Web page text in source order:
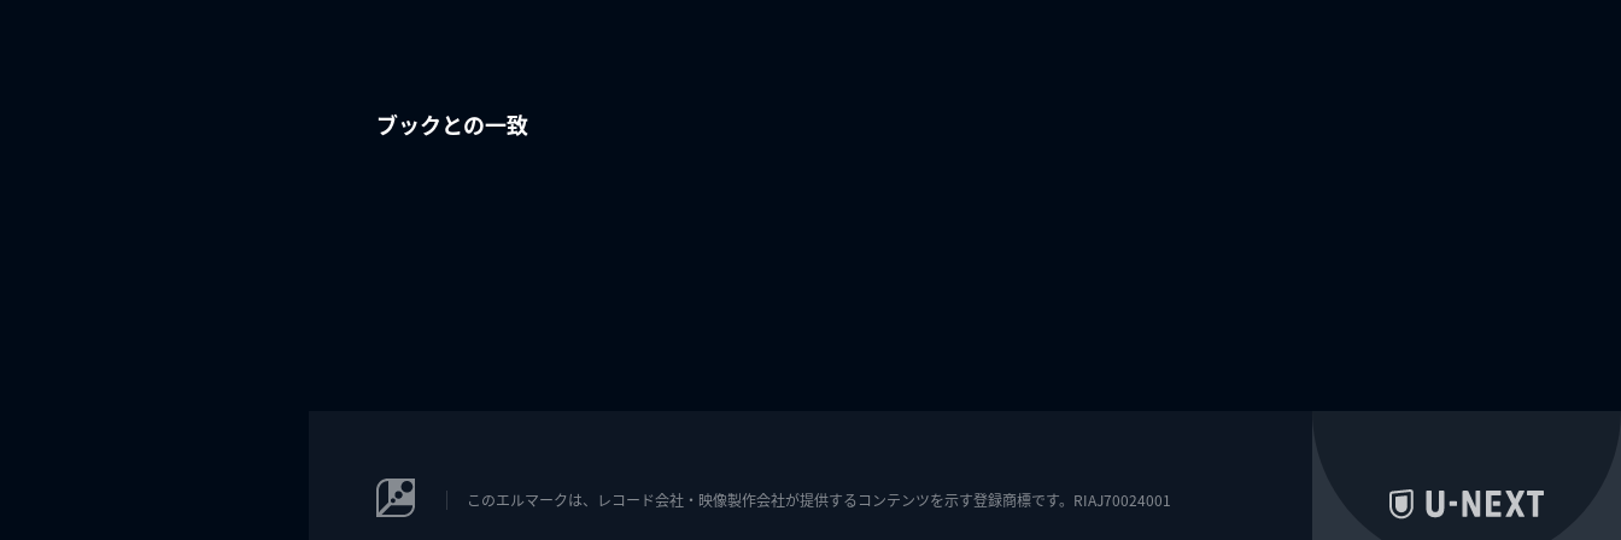
ブックとの一致
このエルマークは、レコード会社・映像製作会社が提供するコンテンツを示す登録商標です。RIAJ70024001